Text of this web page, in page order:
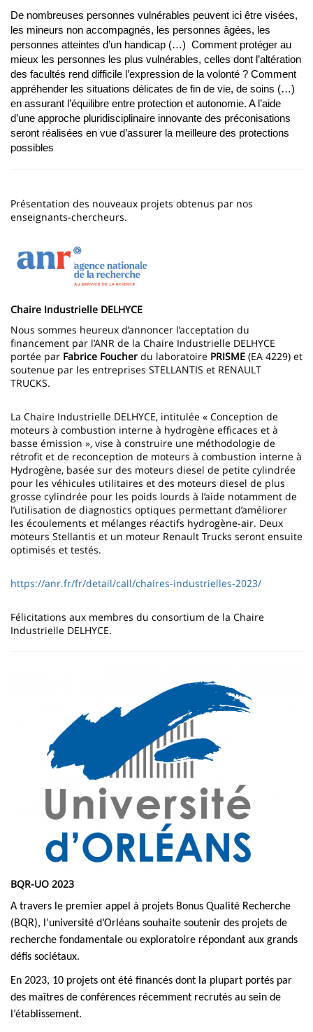
De nombreuses personnes vulnérables peuvent ici être visées,
les mineurs non accompagnés, les personnes âgées, les
personnes atteintes d’un handicap (…) Comment protéger au
mieux les personnes les plus vulnérables, celles dont l’altération
des facultés rend difficile l’expression de la volonté ? Comment
appréhender les situations délicates de fin de vie, de soins (…)
en assurant l’équilibre entre protection et autonomie. A l’aide
d’une approche pluridisciplinaire innovante des préconisations
seront réalisées en vue d’assurer la meilleure des protections
possibles
Présentation des nouveaux projets obtenus par nos
enseignants-chercheurs.
Chaire Industrielle DELHYCE
Nous sommes heureux d’annoncer l’acceptation du
financement par l’ANR de la Chaire Industrielle DELHYCE
portée par Fabrice Foucher du laboratoire PRISME (EA 4229) et
soutenue par les entreprises STELLANTIS et RENAULT
TRUCKS.
La Chaire Industrielle DELHYCE, intitulée « Conception de
moteurs à combustion interne à hydrogène efficaces et à
basse émission », vise à construire une méthodologie de
rétrofit et de reconception de moteurs à combustion interne à
Hydrogène, basée sur des moteurs diesel de petite cylindrée
pour les véhicules utilitaires et des moteurs diesel de plus
grosse cylindrée pour les poids lourds à l’aide notamment de
l’utilisation de diagnostics optiques permettant d’améliorer
les écoulements et mélanges réactifs hydrogène-air. Deux
moteurs Stellantis et un moteur Renault Trucks seront ensuite
optimisés et testés.
https://anr.fr/fr/detail/call/chaires-industrielles-2023/
Félicitations aux membres du consortium de la Chaire
Industrielle DELHYCE.
BQR-UO 2023
A travers le premier appel à projets Bonus Qualité Recherche
(BQR), l’université d’Orléans souhaite soutenir des projets de
recherche fondamentale ou exploratoire répondant aux grands
défis sociétaux.
En 2023, 10 projets ont été financés dont la plupart portés par
des maîtres de conférences récemment recrutés au sein de
l’établissement.